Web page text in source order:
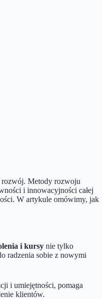
rozwój. Metody rozwoju
i innowacyjności całej
W artykule omówimy, jak
i kursy nie tylko
radzenia sobie z nowymi
i umiejętności, pomaga
klientów.